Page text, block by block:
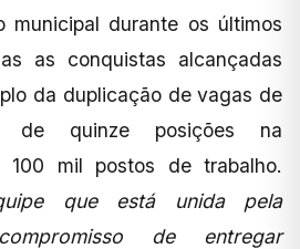
municipal durante os últimos
as conquistas alcançadas
da duplicação de vagas de
de quinze posições na
100 mil postos de trabalho.
que está unida pela
de entregar